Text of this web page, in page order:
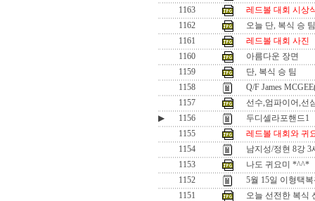
1163
레드볼 대회 시상
1162
오늘 단, 복식 승 팀
1161
레드볼 대회 사진
1160
아름다운 장면
1159
단, 복식 승 팀
1158
Q/F James
1157
선수,엄파이어,선
▶
1156
두디셀라포핸드1
1155
레드볼 대회와 귀
1154
남지성/정현 8강 3
1153
나도 귀요미 *^^*
1152
5월 15일 이형택
1151
오늘 선전한 복식